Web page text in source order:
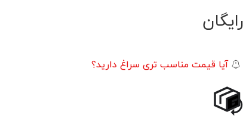
رایگان
آیا قیمت مناسب تری سراغ دارید؟